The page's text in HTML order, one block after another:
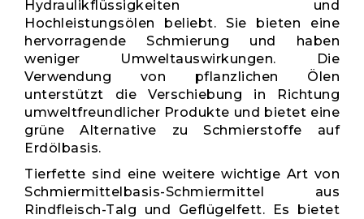
Hydraulikflüssigkeiten und
Hochleistungsölen beliebt. Sie bieten eine
hervorragende Schmierung und haben
weniger Umweltauswirkungen. Die
Verwendung von pflanzlichen Ölen
unterstützt die Verschiebung in Richtung
umweltfreundlicher Produkte und bietet eine
grüne Alternative zu Schmierstoffe auf
Erdölbasis.
Tierfette sind eine weitere wichtige Art von
Schmiermittelbasis-Schmiermittel aus
Rindfleisch-Talg und Geflügelfett. Es bietet